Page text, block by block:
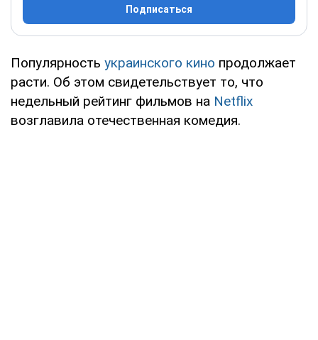
Подписаться
Популярность украинского кино продолжает
расти. Об этом свидетельствует то, что
недельный рейтинг фильмов на Netflix
возглавила отечественная комедия.